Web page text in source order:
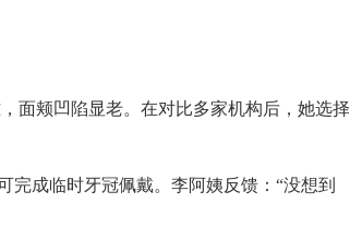
面颊凹陷显老。在对比多家机构后，她选择
完成临时牙冠佩戴。李阿姨反馈：“没想到